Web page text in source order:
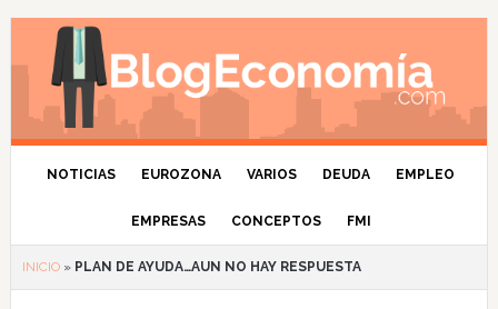
NOTICIAS EUROZONA VARIOS DEUDA EMPLEO
EMPRESAS CONCEPTOS FMI
INICIO» PLAN DE AYUDA…AUN NO HAY RESPUESTA